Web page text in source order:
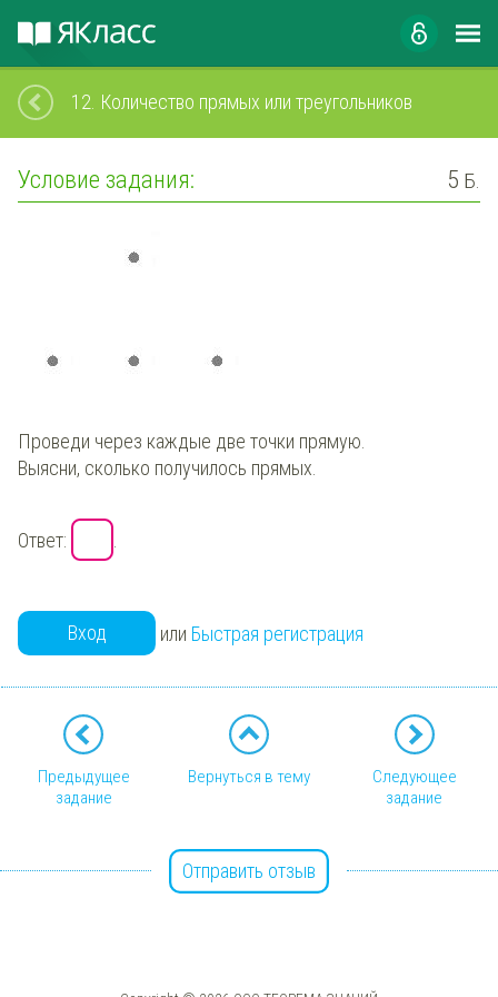
12. Количество прямых или треугольников
Условие задания: 5 Б.
Проведи через каждые две точки прямую.
Выясни, сколько получилось прямых
Ответ:
Вход или Быстрая регистрация
Предыдущее
задание
Вернуться в тему
Следующее
задание
Отправить отзыв